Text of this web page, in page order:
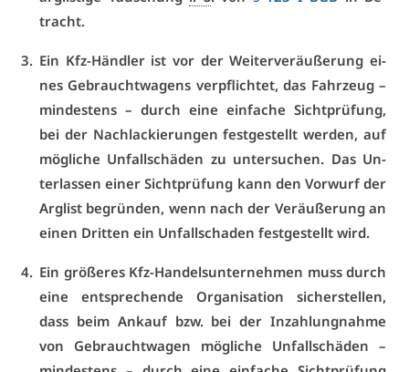
tracht.
Ein Kfz-Händ­ler ist vor der Wei­ter­ver­äu­ße­rung ei­
nes Ge­braucht­wa­gens ver­pflich­tet, das Fahr­zeug –
min­des­tens – durch ei­ne ein­fa­che Sicht­prü­fung,
bei der Nachla­ckie­run­gen fest­ge­stellt wer­den, auf
mög­li­che Un­fall­schä­den zu un­ter­su­chen. Das Un­
ter­las­sen ei­ner Sicht­prü­fung kann den Vor­wurf der
Arg­list be­grün­den, wenn nach der Ver­äu­ße­rung an
ei­nen Drit­ten ein Un­fall­scha­den fest­ge­stellt wird.
Ein grö­ße­res Kfz-Han­dels­un­ter­neh­men muss durch
ei­ne ent­spre­chen­de Or­ga­ni­sa­ti­on si­cher­stel­len,
dass beim An­kauf bzw. bei der In­zah­lung­nah­me
von Ge­braucht­wa­gen mög­li­che Un­fall­schä­den –